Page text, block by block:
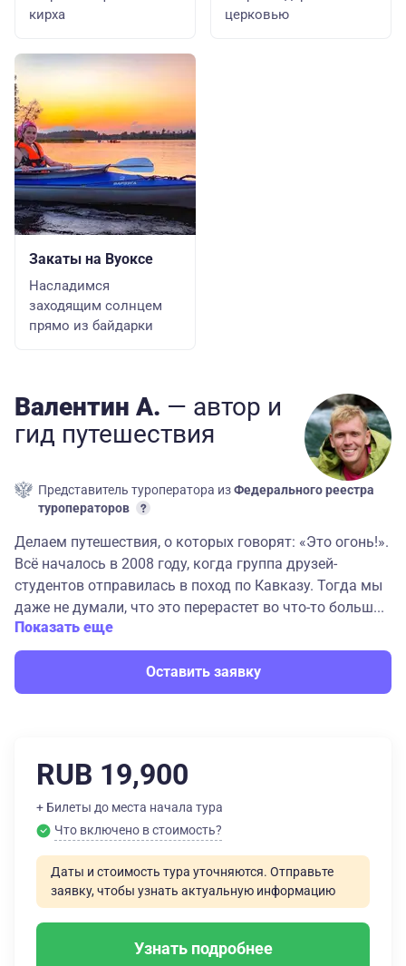
кирха
Закаты на Вуоксе
Насладимся
заходящим солнцем
прямо из байдарки
церковью
Валентин А. — автор и
гид путешествия
Представитель туроператора изФедерального реестра
туроператоров
Делаем путешествия, о которых говорят: «Это огонь!».
Всё началось в 2008 году, когда группа друзей-
студентов отправилась в поход по Кавказу. Тогда мы
даже не думали, что это перерастет во что-то больш...
Показать еще
Оставить заявку
RUB 19,900
+ Билеты до места начала тура
Что включено в стоимость?
Даты и стоимость тура уточняются. Отправьте
заявку, чтобы узнать актуальную информацию
Узнать подробнее